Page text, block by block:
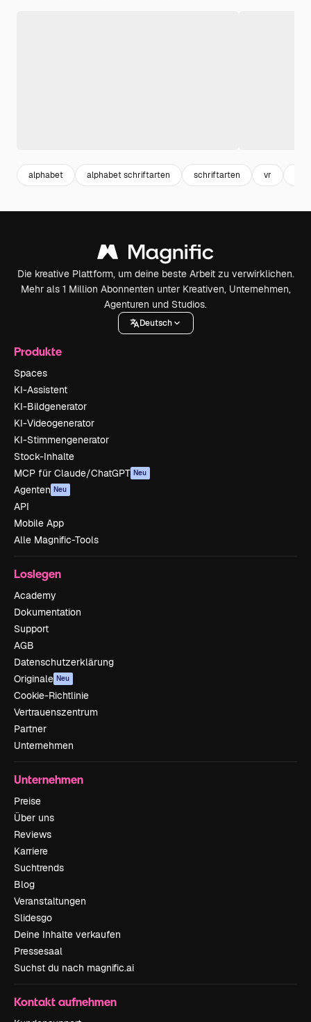
alphabet alphabet schriftarten schriftarten vr
Die kreative Plattform, um deine beste Arbeit zu verwirklichen.
Mehr als 1 Million Abonnenten unter Kreativen, Unternehmen,
Agenturen und Studios.
Deutsch
Produkte
Spaces
KI-Assistent
KI-Bildgenerator
KI-Videogenerator
KI-Stimmengenerator
Stock-Inhalte
MCP für Claude/ChatGPT Neu
Agenten Neu
API
Mobile App
Alle Magnific-Tools
Loslegen
Academy
Dokumentation
Support
AGB
Datenschutzerklärung
Originale Neu
Cookie-Richtlinie
Vertrauenszentrum
Partner
Unternehmen
Unternehmen
Preise
Über uns
Reviews
Karriere
Suchtrends
Blog
Veranstaltungen
Slidesgo
Deine Inhalte verkaufen
Pressesaal
Suchst du nach magnific.ai
Kontakt aufnehmen